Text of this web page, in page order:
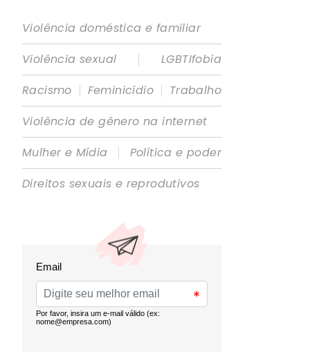
Violência doméstica e familiar
Violência sexual
|
LGBTIfobia
Racismo | Feminicídio | Trabalho
Violência de gênero na internet
Mulher e Mídia
|
Política e poder
Direitos sexuais e reprodutivos